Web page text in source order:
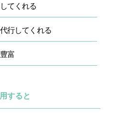
てくれる
行してくれる
富
すると